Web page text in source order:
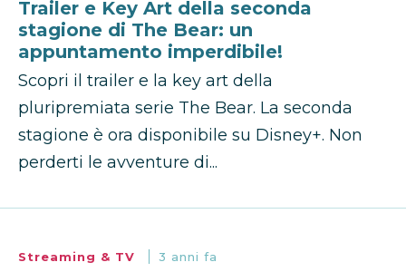
Trailer e Key Art della seconda
stagione di The Bear: un
appuntamento imperdibile!
Scopri il trailer e la key art della
pluripremiata serie The Bear. La seconda
stagione è ora disponibile su Disney+. Non
perderti le avventure di...
Streaming & TV 3 anni fa